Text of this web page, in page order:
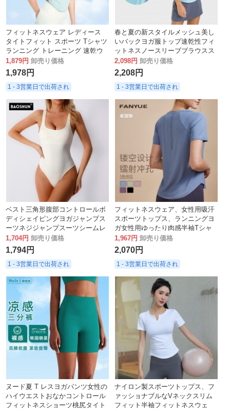
フィットネスウェア レディース
タイトフィット スポーツ Tシャツ
ランニング トレーニング 速乾ウ
ェア 半袖 薄手 ヌード感 ヨガウェ
ア トップス 夏
1,879円 卸売り価格
1,978円
1 - 3営業日で出荷され
春と夏の新スタイルメッシュ美し
いバックヨガ服トップ速乾性フィ
ットネスノースリーブブラウスス
ポーツベスト女性のための DT051
2,098円 卸売り価格
2,208円
1 - 3営業日で出荷され
ベスト三角形腹部コントロールボ
ディシェイピングヨガジャンプス
ーツネジジャンプスーツシームレ
ススポーツフィットネスジャンプ
スーツヨガスーツ
1,704円 卸売り価格
1,794円
1 - 3営業日で出荷され
フィットネスウェア、女性用吸汗
スポーツトップス、ランニングヨ
ガ女性用ゆったり肉感半袖Tシャ
ツ
1,967円 卸売り価格
2,070円
1 - 3営業日で出荷され
ヌード夏 T レスヨガパンツ女性の
ハイウエストおなかコントロール
フィットネスショーツ桃尻タイト
ナイロン製スポーツトップス、フ
ァッショナブルなVネックスリム
フィット半袖フィットネスウェ